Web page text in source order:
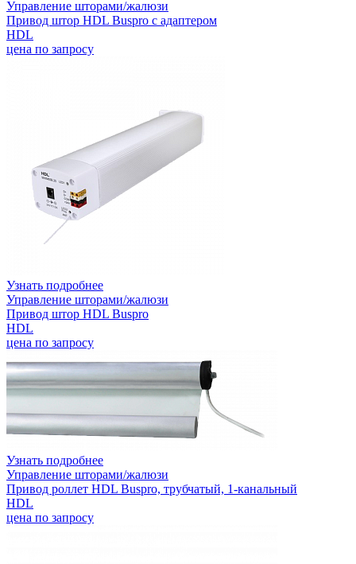
Управление шторами/жалюзи
Привод штор HDL Buspro с адаптером
HDL
цена по запросу
Узнать подробнее
Управление шторами/жалюзи
Привод штор HDL Buspro
HDL
цена по запросу
Узнать подробнее
Управление шторами/жалюзи
Привод роллет HDL Buspro, трубчатый, 1-канальный
HDL
цена по запросу